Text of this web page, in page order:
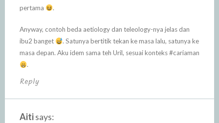
pertama
.
Anyway, contoh beda aetiology dan teleology-nya jelas dan
ibu2 banget
. Satunya bertitik tekan ke masa lalu, satunya ke
masa depan. Aku idem sama teh Uril, sesuai konteks #cariaman
.
Reply
Aitisays: